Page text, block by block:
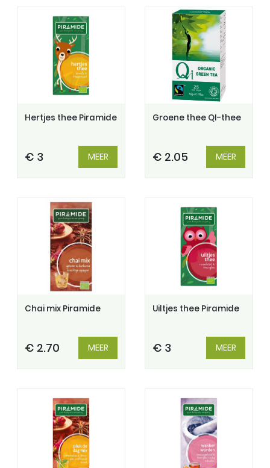
Hertjes thee Piramide
€ 3 MEER
Groene thee QI-thee
€ 2.05 MEER
Chai mix Piramide
€ 2.70 MEER
Uiltjes thee Piramide
€ 3 MEER